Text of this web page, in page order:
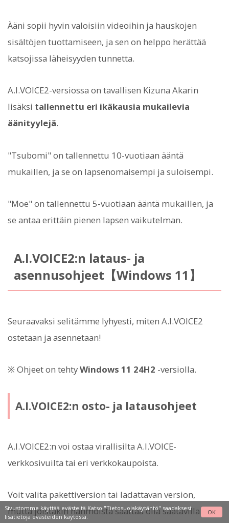
Ääni sopii hyvin valoisiin videoihin ja hauskojen
sisältöjen tuottamiseen, ja sen on helppo herättää
katsojissa läheisyyden tunnetta.
A.I.VOICE2-versiossa on tavallisen Kizuna Akarin
lisäksi tallennettu eri ikäkausia mukailevia
äänityylejä.
"Tsubomi" on tallennettu 10-vuotiaan ääntä
mukaillen, ja se on lapsenomaisempi ja suloisempi.
"Moe" on tallennettu 5-vuotiaan ääntä mukaillen, ja
se antaa erittäin pienen lapsen vaikutelman.
A.I.VOICE2:n lataus- ja
asennusohjeet【Windows 11】
Seuraavaksi selitämme lyhyesti, miten A.I.VOICE2
ostetaan ja asennetaan!
※ Ohjeet on tehtyWindows 11 24H2 -versiolla.
A.I.VOICE2:n osto- ja latausohjeet
A.I.VOICE2:n voi ostaa virallisilta A.I.VOICE-
verkkosivuilta tai eri verkkokaupoista.
Voit valita pakettiversion tai ladattavan version,
mutta joistakin hahmoista saattaa olla saatavilla vain
Sivustomme käyttää evästeitä Katso "Tietosuojakäytäntö" saadaksesi
lisätietoja evästeiden käytöstä.
OK